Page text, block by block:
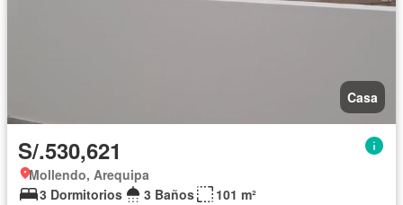
Casa
S/.530,621
Mollendo, Arequipa
3 Dormitorios
3 Baños
101 m²